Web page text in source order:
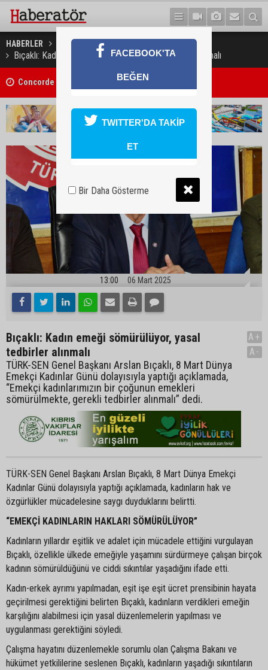
HABERLER GÜNDEM
Bıçaklı: Kadın emeği sömürülüyor, yasal tedbirler alınmalı
Concorde Aria Hotel kapılarını açtı
13:00 06 Mart 2025
Bıçaklı: Kadın emeği sömürülüyor, yasal
tedbirler alınmalı
TÜRK-SEN Genel Başkanı Arslan Bıçaklı, 8 Mart Dünya
Emekçi Kadınlar Günü dolayısıyla yaptığı açıklamada,
“Emekçi kadınlarımızın bir çoğunun emekleri
sömürülmekte, gerekli tedbirler alınmalı” dedi.
A+
A-
TÜRK-SEN Genel Başkanı Arslan Bıçaklı, 8 Mart Dünya Emekçi
Kadınlar Günü dolayısıyla yaptığı açıklamada, kadınların hak ve
özgürlükler mücadelesine saygı duyduklarını belirtti.
“EMEKÇİ KADINLARIN HAKLARI SÖMÜRÜLÜYOR”
Kadınların yıllardır eşitlik ve adalet için mücadele ettiğini vurgulayan
Bıçaklı, özellikle ülkede emeğiyle yaşamını sürdürmeye çalışan birçok
kadının sömürüldüğünü ve ciddi sıkıntılar yaşadığını ifade etti.
Kadın-erkek ayrımı yapılmadan, eşit işe eşit ücret prensibinin hayata
geçirilmesi gerektiğini belirten Bıçaklı, kadınların verdikleri emeğin
karşılığını alabilmesi için yasal düzenlemelerin yapılması ve
uygulanması gerektiğini söyledi.
Çalışma hayatını düzenlemekle sorumlu olan Çalışma Bakanı ve
hükümet yetkililerine seslenen Bıçaklı, kadınların yaşadığı sıkıntıların
FACEBOOK'TA
BEĞEN
TWITTER'DA TAKİP
ET
Bir Daha Gösterme